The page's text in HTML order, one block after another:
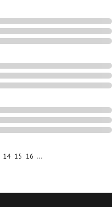
14 15 16 ...